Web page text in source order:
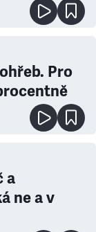
Pro
a
ne a v